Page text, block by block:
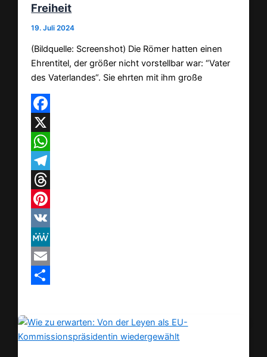
Freiheit
19. Juli 2024
(Bildquelle: Screenshot) Die Römer hatten einen
Ehrentitel, der größer nicht vorstellbar war: “Vater
des Vaterlandes“. Sie ehrten mit ihm große
Facebook
X
WhatsApp
Telegram
Threads
Pinterest
VK
MeWe
Email